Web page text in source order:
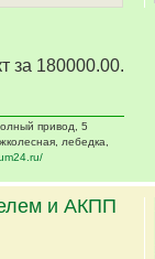
за 180000.00.
привод, 5
лебедка,
и АКПП